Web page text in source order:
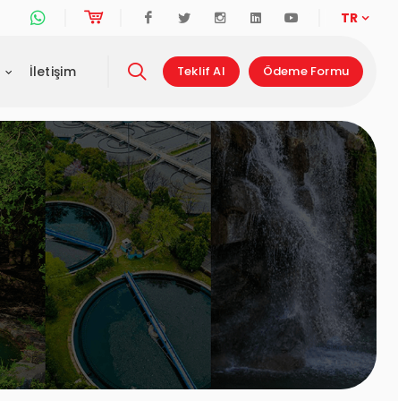
Whatsapp Destek Hattı
Online AlışverişFacebookTwitter InstagramLinkedinYoutube
TR
İletişim Teklif Al Ödeme Formu